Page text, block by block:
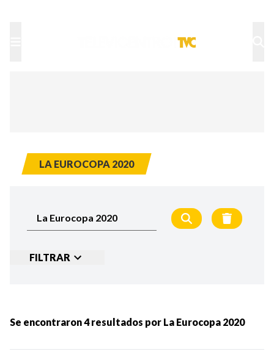
LA EUROCOPA 2020
FILTRAR
MÁS RECIENTES
MENOS RECIENTES
Se encontraron4 resultados por La Eurocopa 2020